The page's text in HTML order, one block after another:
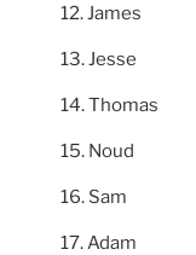
James
Jesse
Thomas
Noud
Sam
Adam